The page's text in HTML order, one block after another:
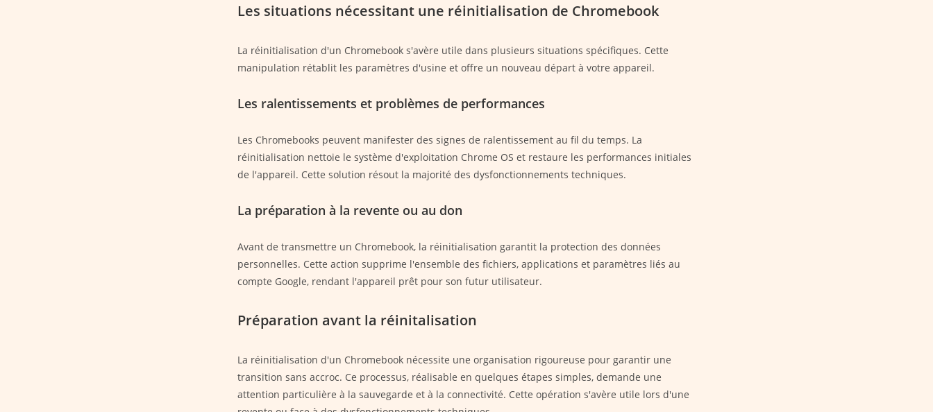
Les situations nécessitant une réinitialisation de Chromebook
La réinitialisation d'un Chromebook s'avère utile dans plusieurs situations spécifiques. Cette
manipulation rétablit les paramètres d'usine et offre un nouveau départ à votre appareil.
Les ralentissements et problèmes de performances
Les Chromebooks peuvent manifester des signes de ralentissement au fil du temps. La
réinitialisation nettoie le système d'exploitation Chrome OS et restaure les performances initiales
de l'appareil. Cette solution résout la majorité des dysfonctionnements techniques.
La préparation à la revente ou au don
Avant de transmettre un Chromebook, la réinitialisation garantit la protection des données
personnelles. Cette action supprime l'ensemble des fichiers, applications et paramètres liés au
compte Google, rendant l'appareil prêt pour son futur utilisateur.
Préparation avant la réinitalisation
La réinitialisation d'un Chromebook nécessite une organisation rigoureuse pour garantir une
transition sans accroc. Ce processus, réalisable en quelques étapes simples, demande une
attention particulière à la sauvegarde et à la connectivité. Cette opération s'avère utile lors d'une